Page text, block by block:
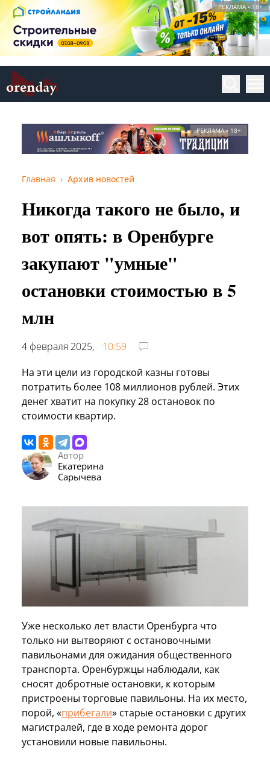
РЕКЛАМА • 18+
РЕКЛАМА • 18+
Главная Архив новостей
Никогда такого не было, и
вот опять: в Оренбурге
закупают "умные"
остановки стоимостью в 5
млн
4 февраля 2025,
10:59
На эти цели из городской казны готовы
потратить более 108 миллионов рублей. Этих
денег хватит на покупку 28 остановок по
стоимости квартир.
Автор
Екатерина
Сарычева
Уже несколько лет власти Оренбурга что
только ни вытворяют с остановочными
павильонами для ожидания общественного
транспорта. Оренбуржцы наблюдали, как
сносят добротные остановки, к которым
пристроены торговые павильоны. На их место,
порой, «прибегали» старые остановки с других
магистралей, где в ходе ремонта дорог
установили новые павильоны.